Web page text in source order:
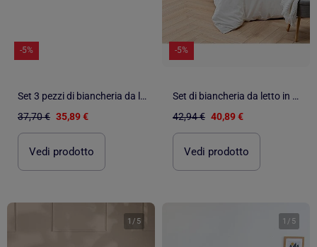
-5%
Set 3 pezzi di biancheria da letto in cotone a quadretti, copertina + federe
37,70 € 35,89 €
Vedi prodotto
-5%
Set di biancheria da letto in cotone con ricamo fine
42,94 € 40,89 €
Vedi prodotto
1 / 5 1 / 5